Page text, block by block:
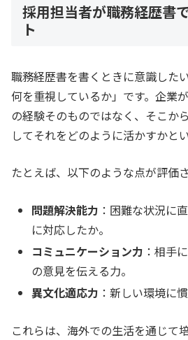
採用担当者が職務経歴書
ト
職務経歴書を書くときに意識した
何を重視しているか」です。企業
の経験そのものではなく、そこか
してそれをどのように活かすかと
たとえば、以下のような点が評価
問題解決能力 ：困難な状況に
に対応したか。
コミュニケーション力 ：相手
の意見を伝える力。
異文化適応力 ：新しい環境に
これらは、海外での生活を通じて